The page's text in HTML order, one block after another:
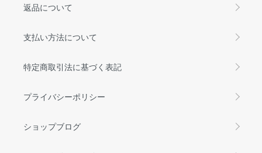
返品について
支払い方法について
特定商取引法に基づく表記
プライバシーポリシー
ショップブログ